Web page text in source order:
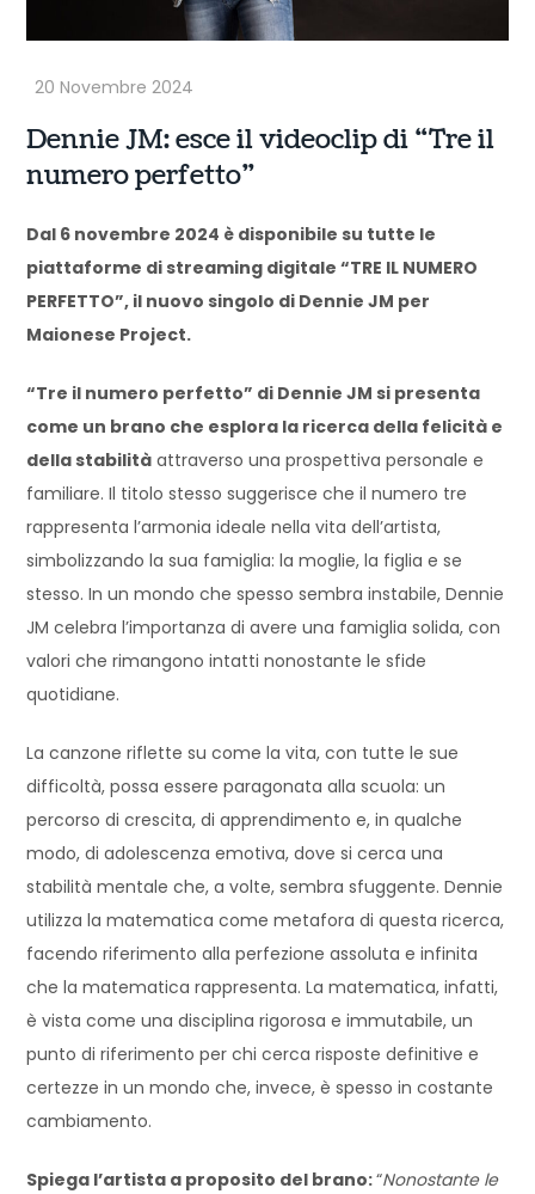
Dennie JM: esce il videoclip di “Tre il
numero perfetto”
Dal 6 novembre 2024 è disponibile su tutte le
piattaforme di streaming digitale “TRE IL NUMERO
PERFETTO”, il nuovo singolo di Dennie JM per
Maionese Project.
“Tre il numero perfetto” di Dennie JM si presenta
come un brano che esplora la ricerca della felicità e
della stabilità attraverso una prospettiva personale e
familiare. Il titolo stesso suggerisce che il numero tre
rappresenta l’armonia ideale nella vita dell’artista,
simbolizzando la sua famiglia: la moglie, la figlia e se
stesso. In un mondo che spesso sembra instabile, Dennie
JM celebra l’importanza di avere una famiglia solida, con
valori che rimangono intatti nonostante le sfide
quotidiane.
La canzone riflette su come la vita, con tutte le sue
difficoltà, possa essere paragonata alla scuola: un
percorso di crescita, di apprendimento e, in qualche
modo, di adolescenza emotiva, dove si cerca una
stabilità mentale che, a volte, sembra sfuggente. Dennie
utilizza la matematica come metafora di questa ricerca,
facendo riferimento alla perfezione assoluta e infinita
che la matematica rappresenta. La matematica, infatti,
è vista come una disciplina rigorosa e immutabile, un
punto di riferimento per chi cerca risposte definitive e
certezze in un mondo che, invece, è spesso in costante
cambiamento.
Spiega l’artista a proposito del brano:“Nonostante le